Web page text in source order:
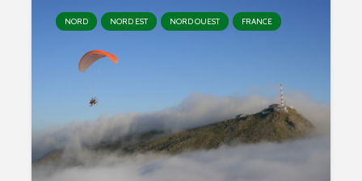
NORD NORD EST NORD OUEST FRANCE